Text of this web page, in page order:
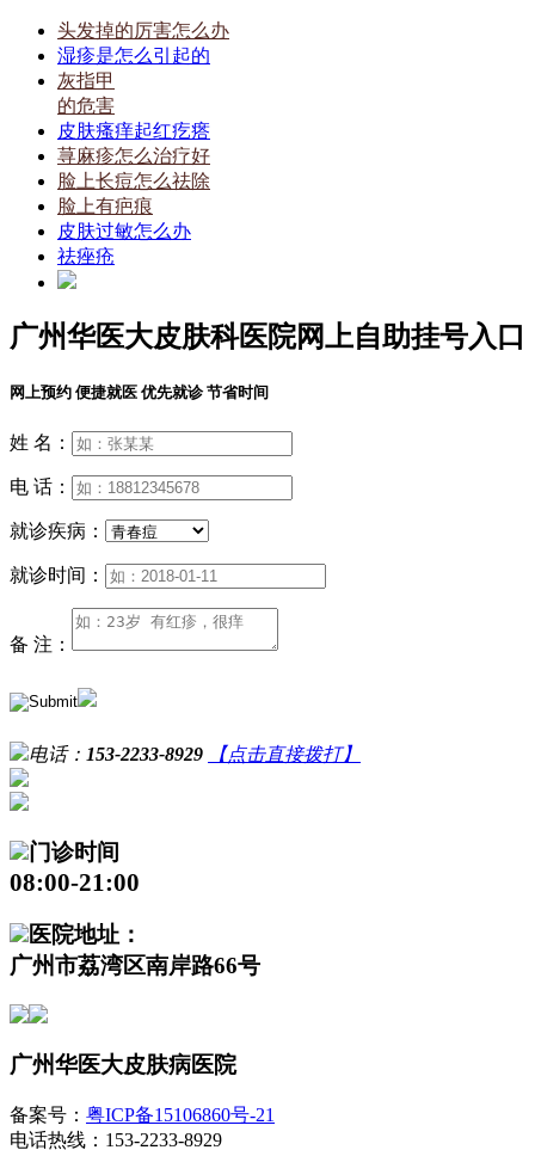
头发掉的厉害怎么办
湿疹是怎么引起的
灰指甲
的危害
皮肤瘙痒起红疙瘩
荨麻疹怎么治疗好
脸上长痘怎么祛除
脸上有疤痕
皮肤过敏怎么办
祛痤疮
广州华医大皮肤科医院网上自助挂号入口
网上预约 便捷就医 优先就诊 节省时间
姓 名：
电 话：
就诊疾病：
就诊时间：
备 注：
电话： 153-2233-8929 【点击直接拨打】
门诊时间
08:00-21:00
医院地址：
广州市荔湾区南岸路66号
广州华医大皮肤病医院
备案号： 粤ICP备15106860号-21
电话热线：153-2233-8929